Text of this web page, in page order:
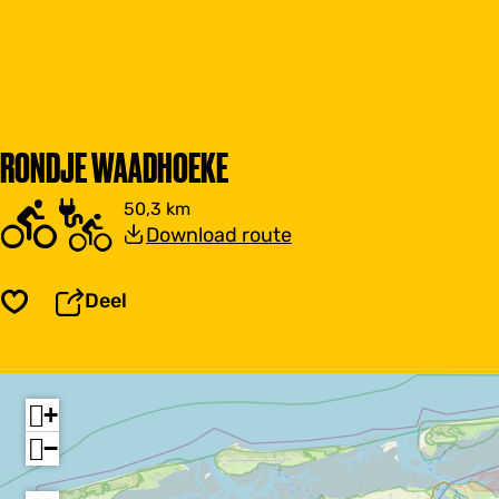
RONDJE WAADHOEKE
50,3 km
Download route
OpslaanDeel
+
−